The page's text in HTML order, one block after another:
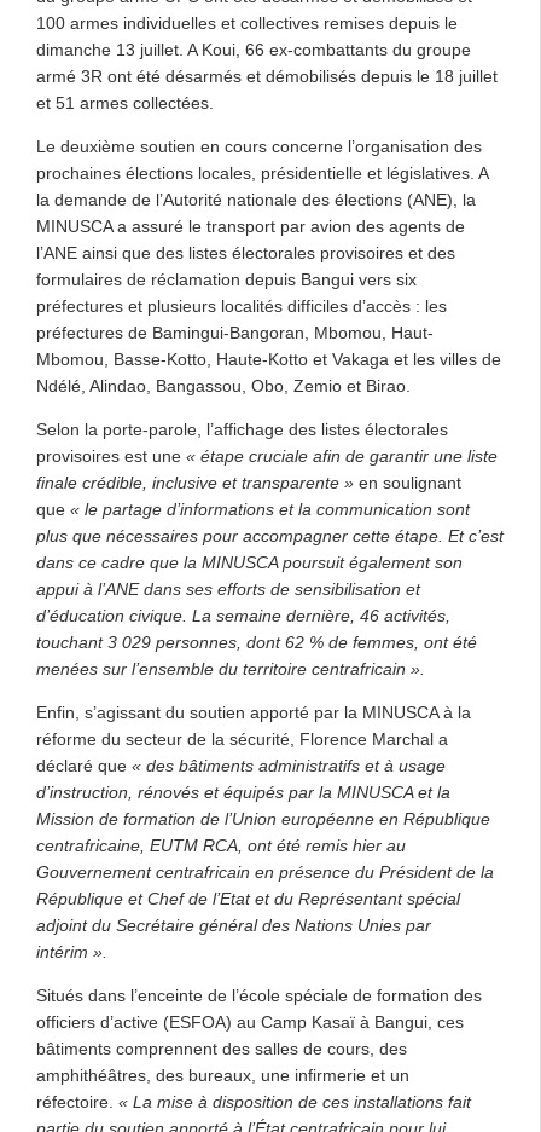
100 armes individuelles et collectives remises depuis le
dimanche 13 juillet. A Koui, 66 ex-combattants du groupe
armé 3R ont été désarmés et démobilisés depuis le 18 juillet
et 51 armes collectées.
Le deuxième soutien en cours concerne l’organisation des
prochaines élections locales, présidentielle et législatives. A
la demande de l’Autorité nationale des élections (ANE), la
MINUSCA a assuré le transport par avion des agents de
l’ANE ainsi que des listes électorales provisoires et des
formulaires de réclamation depuis Bangui vers six
préfectures et plusieurs localités difficiles d’accès : les
préfectures de Bamingui-Bangoran, Mbomou, Haut-
Mbomou, Basse-Kotto, Haute-Kotto et Vakaga et les villes de
Ndélé, Alindao, Bangassou, Obo, Zemio et Birao.
Selon la porte-parole, l’affichage des listes électorales
provisoires est une « étape cruciale afin de garantir une liste
finale crédible, inclusive et transparente » en soulignant
que « le partage d’informations et la communication sont
plus que nécessaires pour accompagner cette étape. Et c’est
dans ce cadre que la MINUSCA poursuit également son
appui à l’ANE dans ses efforts de sensibilisation et
d’éducation civique. La semaine dernière, 46 activités,
touchant 3 029 personnes, dont 62 % de femmes, ont été
menées sur l’ensemble du territoire centrafricain ».
Enfin, s’agissant du soutien apporté par la MINUSCA à la
réforme du secteur de la sécurité, Florence Marchal a
déclaré que « des bâtiments administratifs et à usage
d’instruction, rénovés et équipés par la MINUSCA et la
Mission de formation de l’Union européenne en République
centrafricaine, EUTM RCA, ont été remis hier au
Gouvernement centrafricain en présence du Président de la
République et Chef de l’Etat et du Représentant spécial
adjoint du Secrétaire général des Nations Unies par
intérim ».
Situés dans l’enceinte de l’école spéciale de formation des
officiers d’active (ESFOA) au Camp Kasaï à Bangui, ces
bâtiments comprennent des salles de cours, des
amphithéâtres, des bureaux, une infirmerie et un
réfectoire. « La mise à disposition de ces installations fait